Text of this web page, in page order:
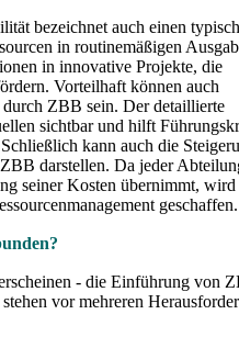
bezeichnet auch einen
in routinemäßigen
in innovative Projekte, die
Vorteilhaft können auch
ZBB sein. Der detaillierte
sichtbar und hilft
kann auch die
darstellen. Da jeder
seiner Kosten übernimmt, wird
geschaffen.
- die Einführung von
vor mehreren